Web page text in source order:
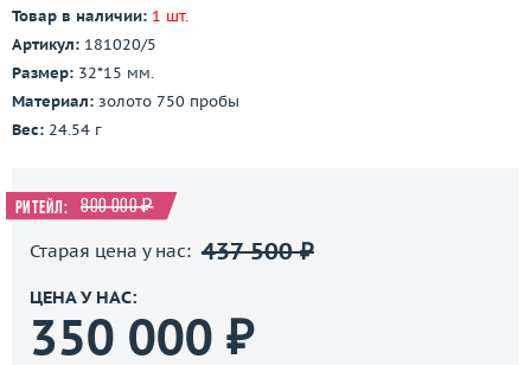
Товар в наличии: 1 шт.
Артикул: 181020/5
Размер: 32*15 мм.
Материал: золото 750 пробы
Вес: 24.54 г
Ритейл: 800 000 ₽
Старая цена у нас: 437 500 ₽
ЦЕНА У НАС:
350 000 ₽